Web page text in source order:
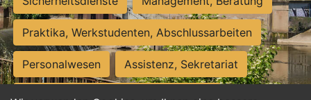
Praktika, Werkstudenten, Abschlussarbeiten
Personalwesen Assistenz, Sekretariat
Hilfskräfte, Aushilfs- und Nebenjobs